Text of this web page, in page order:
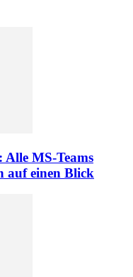
Alle MS-Teams
auf einen Blick